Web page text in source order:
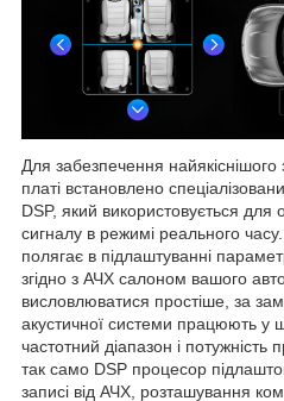
Для забезпечення найякіснішого
платі встановлено
DSP, який використовується
сигналу в режимі реального
полягає в підлаштуванні
згідно з АЧХ салоном вашого
висловлюватися простіше, за
акустичної системи працюють у
частотний діапазон і потужність
так само DSP процесор
записі від АЧХ, розташування